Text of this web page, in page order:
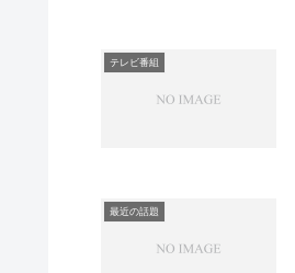
テレビ番組
最近の話題